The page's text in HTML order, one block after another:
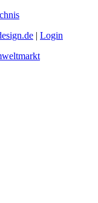
| Login